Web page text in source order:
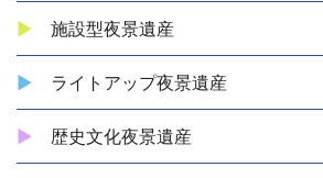
施設型夜景遺産
ライトアップ夜景遺産
歴史文化夜景遺産